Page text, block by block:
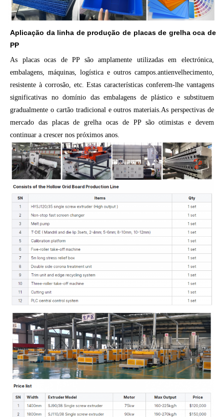
Aplicação da linha de produção de placas de grelha oca de
PP
As placas ocas de PP são amplamente utilizadas em electrónica,
embalagens, máquinas, logística e outros campos.antienvelhecimento,
resistente à corrosão, etc. Estas características conferem-lhe vantagens
significativas no domínio das embalagens de plástico e substituem
gradualmente o cartão tradicional e outros materiais.As perspectivas de
mercado das placas de grelha ocas de PP são otimistas e devem
continuar a crescer nos próximos anos.